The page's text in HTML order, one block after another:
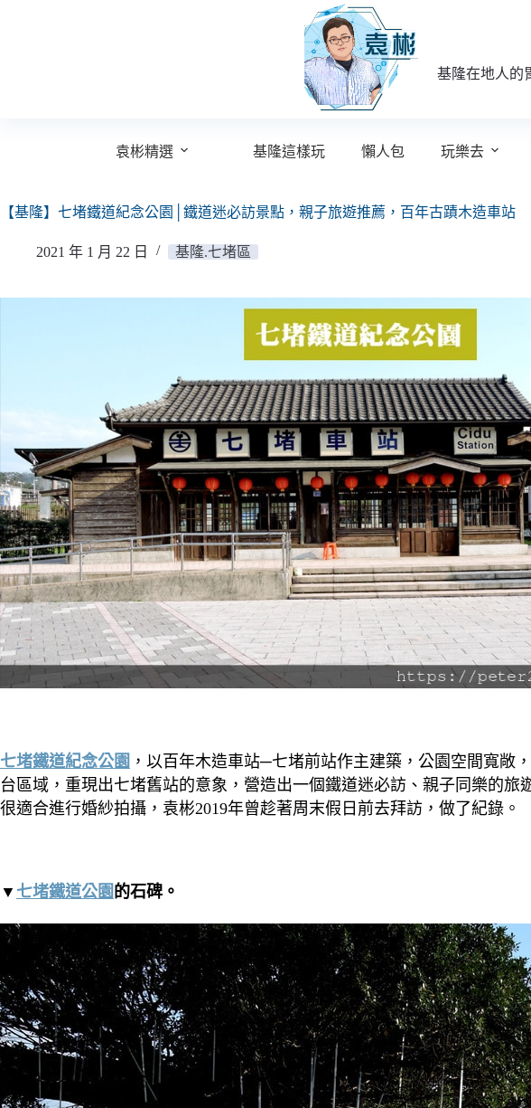
基隆在地人的
袁彬精選 基隆這樣玩 懶人包 玩樂去
【基隆】七堵鐵道紀念公園│鐵道迷必訪景點，親子旅遊推薦，百年古蹟木造車站
2021 年 1 月 22 日 基隆.七堵區
七堵鐵道紀念公園 ，以百年木造車站─七堵前站作主建築，公園空間寬敞
台區域，重現出七堵舊站的意象，營造出一個鐵道迷必訪、親子同樂的旅
很適合進行婚紗拍攝，袁彬2019年曾趁著周末假日前去拜訪，做了紀錄。
▼ 七堵鐵道公園 的石碑。